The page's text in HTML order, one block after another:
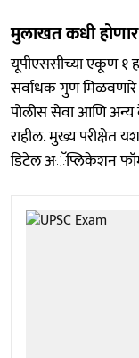
मुलाखत कधी
यूपीएससीच्या एकूण १
सर्वाधक गुण
पोलीस सेवा आणि अन्य
राहील. मुख्य परीक्षेत
डिटेल अॅप्लिकेशन